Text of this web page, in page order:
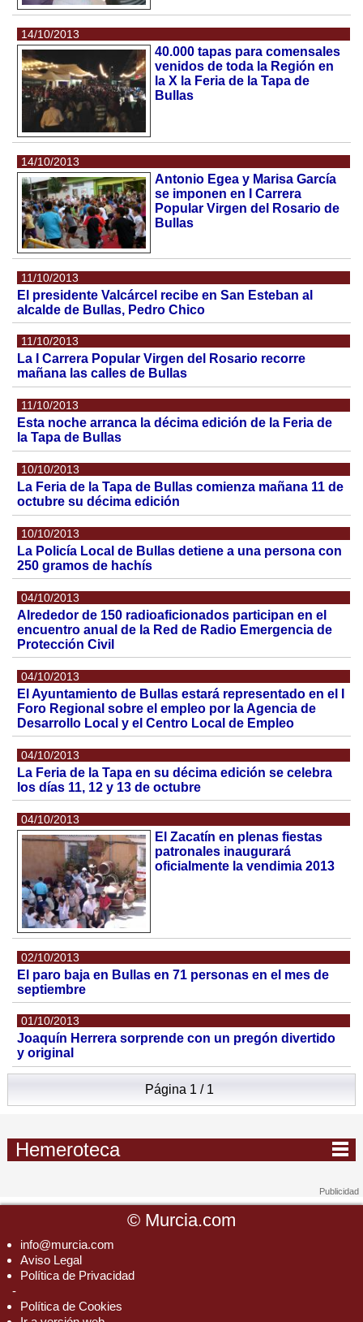
14/10/2013
40.000 tapas para comensales
venidos de toda la Región en
la X la Feria de la Tapa de
Bullas
14/10/2013
Antonio Egea y Marisa García
se imponen en I Carrera
Popular Virgen del Rosario de
Bullas
11/10/2013
El presidente Valcárcel recibe en San Esteban al
alcalde de Bullas, Pedro Chico
11/10/2013
La I Carrera Popular Virgen del Rosario recorre
mañana las calles de Bullas
11/10/2013
Esta noche arranca la décima edición de la Feria de
la Tapa de Bullas
10/10/2013
La Feria de la Tapa de Bullas comienza mañana 11 de
octubre su décima edición
10/10/2013
La Policía Local de Bullas detiene a una persona con
250 gramos de hachís
04/10/2013
Alrededor de 150 radioaficionados participan en el
encuentro anual de la Red de Radio Emergencia de
Protección Civil
04/10/2013
El Ayuntamiento de Bullas estará representado en el I
Foro Regional sobre el empleo por la Agencia de
Desarrollo Local y el Centro Local de Empleo
04/10/2013
La Feria de la Tapa en su décima edición se celebra
los días 11, 12 y 13 de octubre
04/10/2013
El Zacatín en plenas fiestas
patronales inaugurará
oficialmente la vendimia 2013
02/10/2013
El paro baja en Bullas en 71 personas en el mes de
septiembre
01/10/2013
Joaquín Herrera sorprende con un pregón divertido
y original
Página 1 / 1
Hemeroteca
© Murcia.com
info@murcia.com
Aviso Legal
Política de Privacidad
-
Política de Cookies